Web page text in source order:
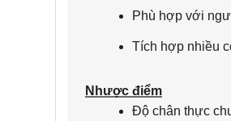
Phù hợp với
Tích hợp nhiều
Nhược điểm
Độ chân thực